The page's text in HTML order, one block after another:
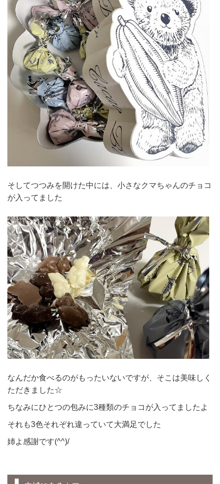
そしてつつみを開けた中には、小さなクマちゃんのチョコ
が入ってました
なんだか食べるのがもったいないですが、そこは美味しく
ただきました☆
ちなみにひとつの包みに3種類のチョコが入ってましたよ
それも3色それぞれ違っていて大満足でした
姉よ感謝です(^^)/